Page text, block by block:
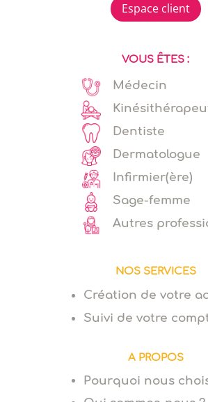
Espace client
VOUS ÊTES :
Médecin
Dentiste
Dermatologue
Infirmier(ère)
Sage-femme
Autres
NOS SERVICES
Création de votre
Suivi de votre
A PROPOS
Pourquoi nous